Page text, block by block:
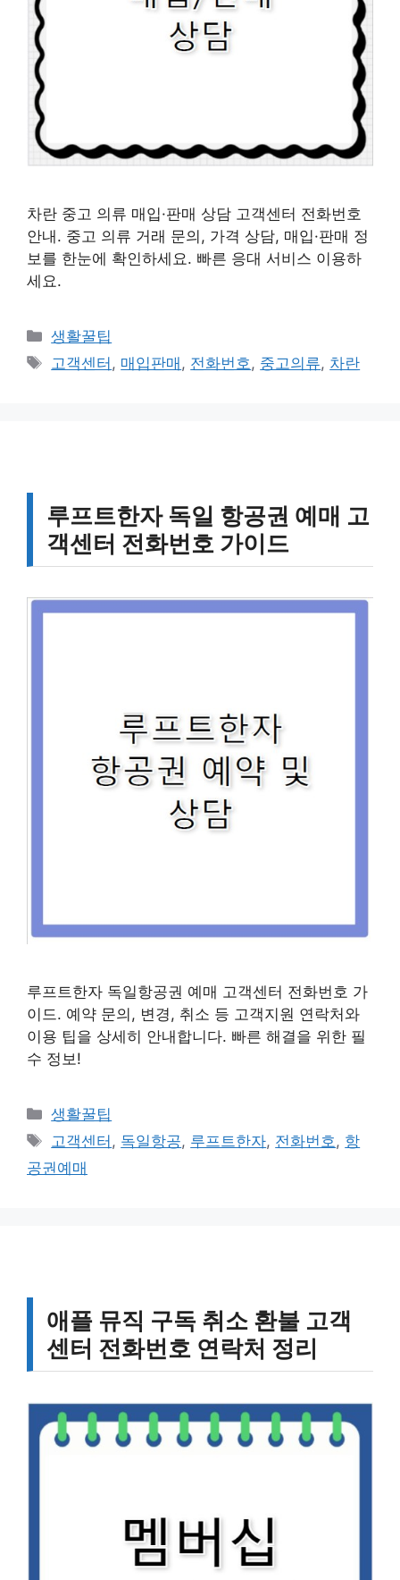
차란 중고 의류 매입·판매 상담 고객센터 전화번호
안내. 중고 의류 거래 문의, 가격 상담, 매입·판매 정
보를 한눈에 확인하세요. 빠른 응대 서비스 이용하
세요.
카
테
생활꿀팁
태
고객센터 , 매입판매 , 전화번호, 중고의류, 차란
루프트한자 독일 항공권 예매 고
객센터 전화번호 가이드
루프트한자 독일항공권 예매 고객센터 전화번호 가
이드. 예약 문의, 변경, 취소 등 고객지원 연락처와
이용 팁을 상세히 안내합니다. 빠른 해결을 위한 필
수 정보!
카
테
리
생활꿀팁
태
그
고객센터 , 독일항공, 루프트한자, 전화번호, 항
공권예매
애플 뮤직 구독 취소 환불 고객
센터 전화번호 연락처 정리